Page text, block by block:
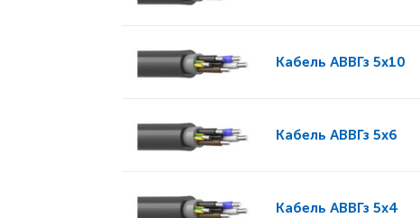
Кабель АВВГз 5x10
Кабель АВВГз 5x6
Кабель АВВГз 5x4